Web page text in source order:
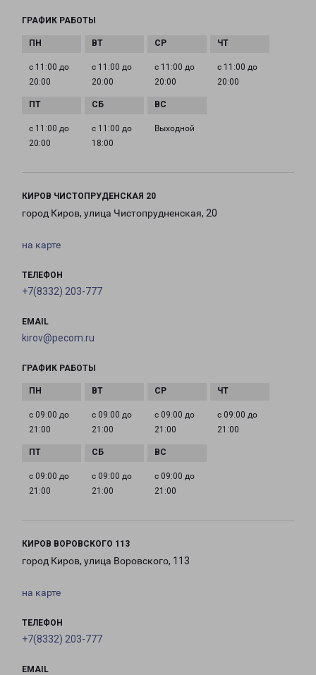
ГРАФИК РАБОТЫ
с 11:00 до
20:00
с 11:00 до
20:00
с 11:00 до
20:00
с 11:00 до
20:00
с 11:00 до
20:00
с 11:00 до
18:00
Выходной
КИРОВ ЧИСТОПРУДЕНСКАЯ 20
город Киров, улица Чистопрудненская, 20
на карте
ТЕЛЕФОН
+7(8332) 203-777
EMAIL
kirov@pecom.ru
ГРАФИК РАБОТЫ
с 09:00 до
21:00
с 09:00 до
21:00
с 09:00 до
21:00
с 09:00 до
21:00
с 09:00 до
21:00
с 09:00 до
21:00
с 09:00 до
21:00
КИРОВ ВОРОВСКОГО 113
город Киров, улица Воровского, 113
на карте
ТЕЛЕФОН
+7(8332) 203-777
EMAIL